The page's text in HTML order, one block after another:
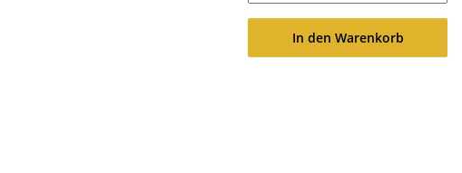
In den Warenkorb